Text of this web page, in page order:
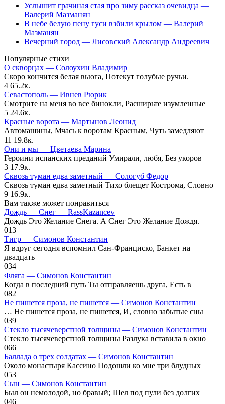
Услышит грачиная стая про зиму рассказ очевидца —
Валерий Мазманян
В небе белую пену гуси взбили крылом — Валерий
Мазманян
Вечерний город — Лисовский Александр Андреевич
Популярные стихи
О скворцах — Солоухин Владимир
Скоро кончится белая вьюга, Потекут голубые ручьи.
4 65.2к.
Севастополь — Ивнев Рюрик
Смотрите на меня во все бинокли, Расширьте изумленные
5 24.6к.
Красные ворота — Мартынов Леонид
Автомашины, Мчась к воротам Красным, Чуть замедляют
11 19.8к.
Они и мы — Цветаева Марина
Героини испанских преданий Умирали, любя, Без укоров
3 17.9к.
Сквозь туман едва заметный — Сологуб Федор
Сквозь туман едва заметный Тихо блещет Кострома, Словно
9 16.9к.
Вам также может понравиться
Дождь — Снег — RassKazancev
Дождь Это Желание Снега. А Снег Это Желание Дождя.
013
Тигр — Симонов Константин
Я вдруг сегодня вспомнил Сан-Франциско, Банкет на
двадцать
034
Фляга — Симонов Константин
Когда в последний путь Ты отправляешь друга, Есть в
082
Не пишется проза, не пишется — Симонов Константин
… Не пишется проза, не пишется, И, словно забытые сны
039
Стекло тысячеверстной толщины — Симонов Константин
Стекло тысячеверстной толщины Разлука вставила в окно
066
Баллада о трех солдатах — Симонов Константин
Около монастыря Кассино Подошли ко мне три блудных
053
Сын — Симонов Константин
Был он немолодой, но бравый; Шел под пули без долгих
046